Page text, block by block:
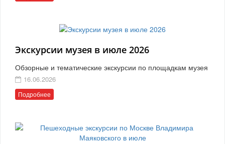
Экскурсии музея в июле 2026
Обзорные и тематические экскурсии по площадкам музея
16.06.2026
Подробнее